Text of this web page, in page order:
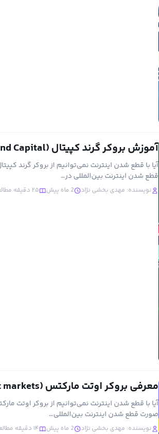
آموزش بروکر گرند کپیتال (Grand Capital) از ثبت نام تا ترید
آیا با قطع شدن اینترنت نمی‌توانیم از بروکر گرند
قطع شدن اینترنت بین‌المللی در…
نویسنده: مهدی بخشی نژاد 2 ماه پیش ۲۵ دقیقه مطالعه
معرفی بروکر اوتت مارکتس (otet markets) از ثبت نام تا ترید
آیا با قطع شدن اینترنت نمی‌توانیم از بروکر اوتت
صورت قطع شدن اینترنت بین‌المللی…
نویسنده: مهدی بخشی نژاد 2 ماه پیش ۱۴ دقیقه مطالعه